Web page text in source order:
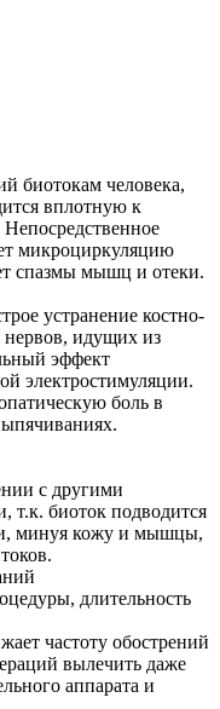
биотокам человека,
вплотную к
микроциркуляцию
спазмы мышц и отеки.
устранение костно-
нервов, идущих из
эффект
электростимуляции.
боль в
с другими
т.к. биоток подводится
минуя кожу и мышцы,
длительность
частоту обострений
вылечить даже
аппарата и